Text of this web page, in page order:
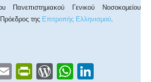
Πανεπιστημιακού Γενικού Νοσοκομείου
της Επιτροπής Ελληνισμού
E
Pr W
W